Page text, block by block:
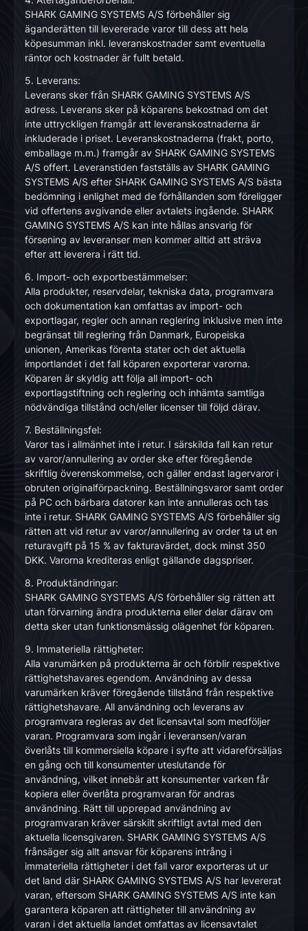
SHARK GAMING SYSTEMS A/S förbehåller sig
äganderätten till levererade varor till dess att hela
köpesumman inkl. leveranskostnader samt eventuella
räntor och kostnader är fullt betald.
5. Leverans:
Leverans sker från SHARK GAMING SYSTEMS A/S
adress. Leverans sker på köparens bekostnad om det
inte uttryckligen framgår att leveranskostnaderna är
inkluderade i priset. Leveranskostnaderna (frakt, porto,
emballage m.m.) framgår av SHARK GAMING SYSTEMS
A/S offert. Leveranstiden fastställs av SHARK GAMING
SYSTEMS A/S efter SHARK GAMING SYSTEMS A/S bästa
bedömning i enlighet med de förhållanden som föreligger
vid offertens avgivande eller avtalets ingående. SHARK
GAMING SYSTEMS A/S kan inte hållas ansvarig för
försening av leveranser men kommer alltid att sträva
efter att leverera i rätt tid.
6. Import- och exportbestämmelser:
Alla produkter, reservdelar, tekniska data, programvara
och dokumentation kan omfattas av import- och
exportlagar, regler och annan reglering inklusive men inte
begränsat till reglering från Danmark, Europeiska
unionen, Amerikas förenta stater och det aktuella
importlandet i det fall köparen exporterar varorna.
Köparen är skyldig att följa all import- och
exportlagstiftning och reglering och inhämta samtliga
nödvändiga tillstånd och/eller licenser till följd därav.
7. Beställningsfel:
Varor tas i allmänhet inte i retur. I särskilda fall kan retur
av varor/annullering av order ske efter föregående
skriftlig överenskommelse, och gäller endast lagervaror i
obruten originalförpackning. Beställningsvaror samt order
på PC och bärbara datorer kan inte annulleras och tas
inte i retur. SHARK GAMING SYSTEMS A/S förbehåller sig
rätten att vid retur av varor/annullering av order ta ut en
returavgift på 15 % av fakturavärdet, dock minst 350
DKK. Varorna krediteras enligt gällande dagspriser.
8. Produktändringar:
SHARK GAMING SYSTEMS A/S förbehåller sig rätten att
utan förvarning ändra produkterna eller delar därav om
detta sker utan funktionsmässig olägenhet för köparen.
9. Immateriella rättigheter:
Alla varumärken på produkterna är och förblir respektive
rättighetshavares egendom. Användning av dessa
varumärken kräver föregående tillstånd från respektive
rättighetshavare. All användning och leverans av
programvara regleras av det licensavtal som medföljer
varan. Programvara som ingår i leveransen/varan
överlåts till kommersiella köpare i syfte att vidareförsäljas
en gång och till konsumenter uteslutande för
användning, vilket innebär att konsumenter varken får
kopiera eller överlåta programvaran för andras
användning. Rätt till upprepad användning av
programvaran kräver särskilt skriftligt avtal med den
aktuella licensgivaren. SHARK GAMING SYSTEMS A/S
frånsäger sig allt ansvar för köparens intrång i
immateriella rättigheter i det fall varor exporteras ut ur
det land där SHARK GAMING SYSTEMS A/S har levererat
varan, eftersom SHARK GAMING SYSTEMS A/S inte kan
garantera köparen att rättigheter till användning av
varan i det aktuella landet omfattas av licensavtalet